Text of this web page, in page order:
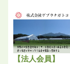
【法人会員】